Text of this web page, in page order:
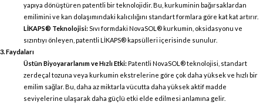
yapıya dönüştüren patentli bir teknolojidir. Bu, kurkuminin bağırsaklardan
emilimini ve kan dolaşımındaki kalıcılığını standart formlara göre kat kat artırır.
LİKAPS® Teknolojisi: Sıvı formdaki NovaSOL® kurkumin, oksidasyonu ve
sızıntıyı önleyen, patentli LİKAPS® kapsülleri içerisinde sunulur.
3. Faydaları
Üstün Biyoyararlanım ve Hızlı Etki:Patentli NovaSOL® teknolojisi, standart
zerdeçal tozuna veya kurkumin ekstrelerine göre çok daha yüksek ve hızlı bir
emilim sağlar. Bu, daha az miktarla vücutta daha yüksek aktif madde
seviyelerine ulaşarak daha güçlü etki elde edilmesi anlamına gelir.